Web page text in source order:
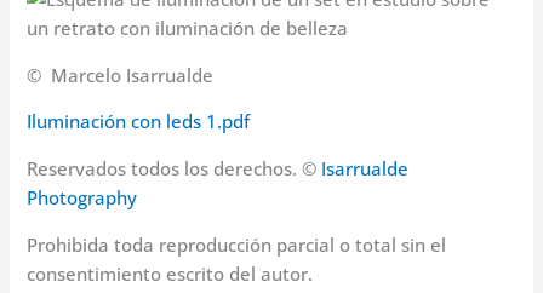
© Marcelo Isarrualde
Iluminación con leds 1.pdf
Reservados todos los derechos. © Isarrualde
Photography
Prohibida toda reproducción parcial o total sin el
consentimiento escrito del autor.